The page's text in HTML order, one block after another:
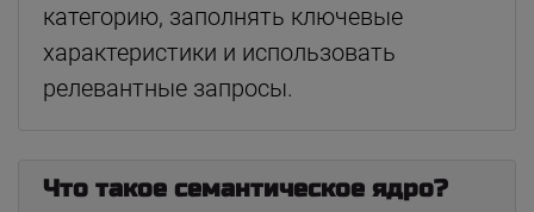
категорию, заполнять ключевые
характеристики и использовать
релевантные запросы.
Что такое семантическое ядро?